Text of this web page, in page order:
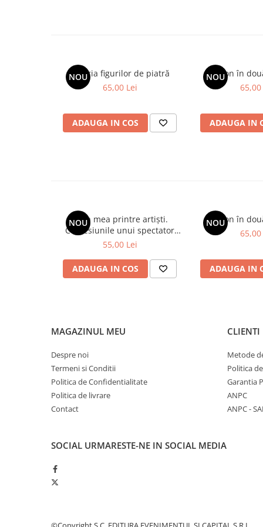
administrație ce au atribuții in domeniul
NOU
Galeria figurilor de piatră
65,00 Lei
ADAUGA IN COS
NOU
Spion în
65,00
ADAUGA IN
NOU
Viața mea printre artiști.
Confesiunile unui spectator
fidel
55,00 Lei
ADAUGA IN COS
NOU
Spion în
65,00
ADAUGA IN
MAGAZINUL MEU
Despre noi
Termeni si Conditii
Politica de Confidentialitate
Politica de livrare
Contact
CLIENTI
Metode
Politica
Garantia
ANPC
ANPC -
SOCIAL URMARESTE-NE IN SOCIAL MEDIA